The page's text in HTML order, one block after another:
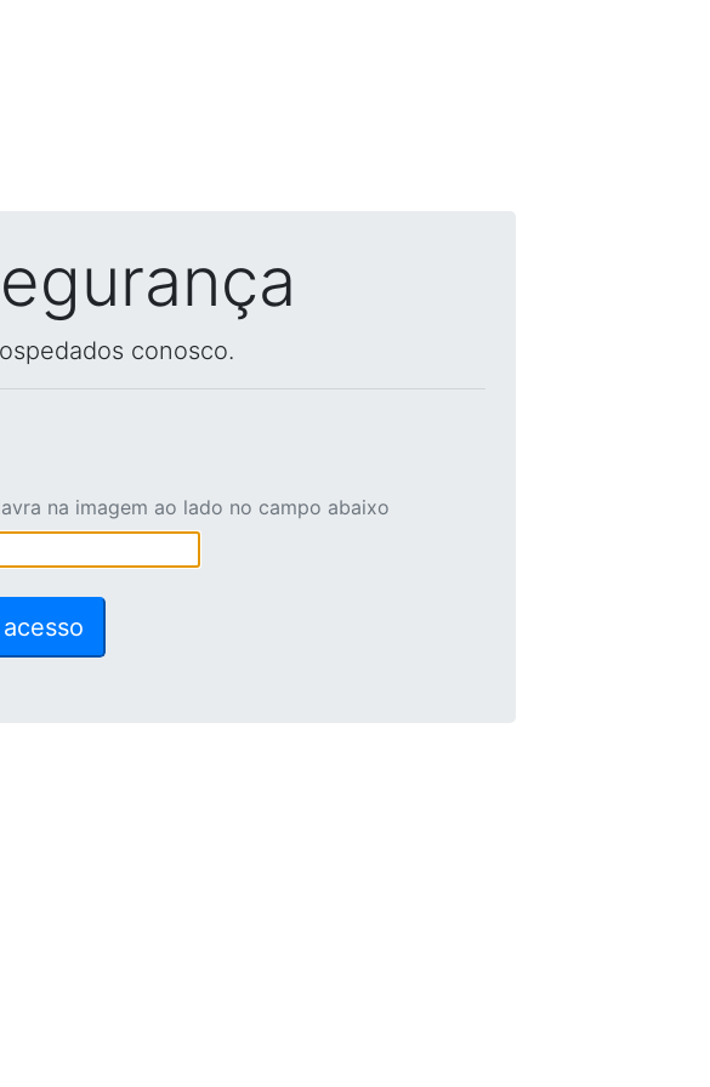
conosco.
na imagem ao lado no campo abaixo